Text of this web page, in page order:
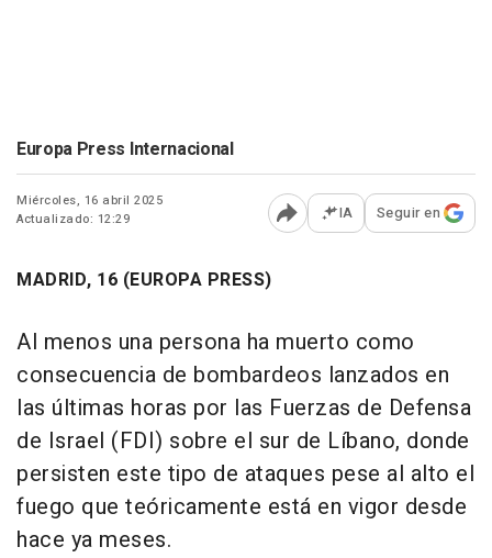
Europa Press Internacional
Miércoles, 16 abril 2025
Actualizado: 12:29
Abrir opciones para
IA Seguir en
MADRID, 16 (EUROPA PRESS)
Al menos una persona ha muerto como
consecuencia de bombardeos lanzados en
las últimas horas por las Fuerzas de Defensa
de Israel (FDI) sobre el sur de Líbano, donde
persisten este tipo de ataques pese al alto el
fuego que teóricamente está en vigor desde
hace ya meses.